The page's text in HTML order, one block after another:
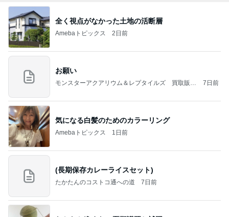
全く視点がなかった土地の活断層
Amebaトピックス 2日前
お願い
モンスターアクアリウム＆レプタイルズ 買取販売
7日前
気になる白髪のためのカラーリング
Amebaトピックス 1日前
(長期保存カレーライスセット)
たかたんのコストコ通への道 7日前